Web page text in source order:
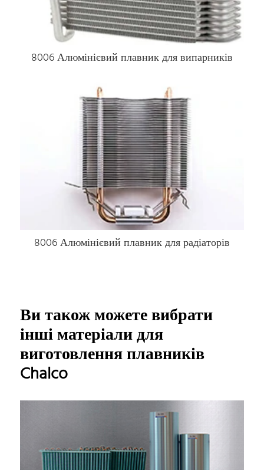
8006 Алюмінієвий плавник для випарників
8006 Алюмінієвий плавник для радіаторів
Ви також можете вибрати
інші матеріали для
виготовлення плавників
Chalco